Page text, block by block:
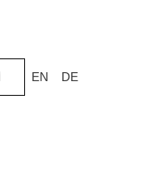
EN DE